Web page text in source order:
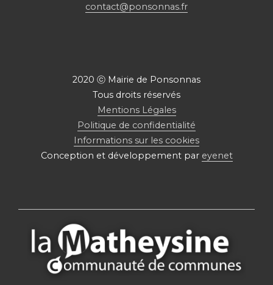
contact@ponsonnas.fr
2020 ⓒ Mairie de Ponsonnas
Tous droits réservés
Mentions Légales
Politique de confidentialité
Informations sur les cookies
Conception et développement par eyenet